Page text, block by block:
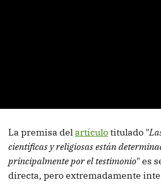
La premisa del artículotitulado "
científicas y religiosas están
principalmente por el testimonio" es
directa, pero extremadamente